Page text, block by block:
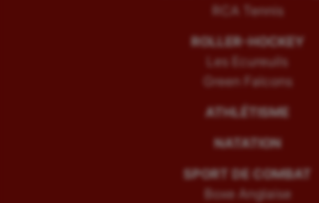
RCA Tennis
ROLLER-HOCKEY
Les Ecureuils
Green Falcons
ATHLÉTISME
NATATION
SPORT DE COMBAT
Boxe Anglaise